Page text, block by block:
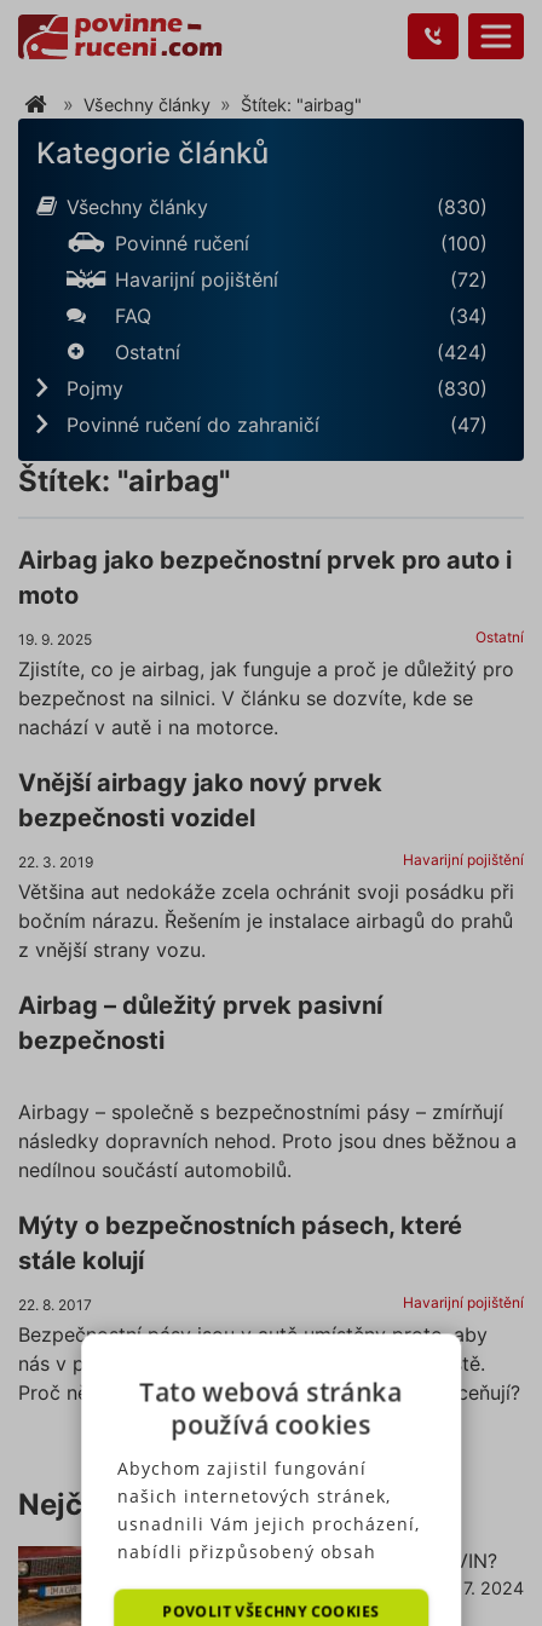
Všechny články Štítek: "airbag"
Kategorie článků
Všechny články
(830)
Povinné ručení
(100)
Havarijní pojištění
(72)
FAQ
(34)
Ostatní
(424)
Pojmy
(830)
Povinné ručení do zahraničí
(47)
Štítek: "airbag"
Airbag jako bezpečnostní prvek pro auto i
moto
19. 9. 2025 Ostatní
Zjistíte, co je airbag, jak funguje a proč je důležitý pro
bezpečnost na silnici. V článku se dozvíte, kde se
nachází v autě i na motorce.
Vnější airbagy jako nový prvek
bezpečnosti vozidel
22. 3. 2019 Havarijní pojištění
Většina aut nedokáže zcela ochránit svoji posádku při
bočním nárazu. Řešením je instalace airbagů do prahů
z vnější strany vozu.
Airbag – důležitý prvek pasivní
bezpečnosti
Airbagy – společně s bezpečnostními pásy – zmírňují
následky dopravních nehod. Proto jsou dnes běžnou a
nedílnou součástí automobilů.
Mýty o bezpečnostních pásech, které
stále kolují
22. 8. 2017 Havarijní pojištění
Bezpečnostní pásy jsou v autě umístěny proto, aby
nás v případě nárazu udržely na bezpečném místě.
Proč někteří lidé nutnost jejich použití stále podceňují?
Nejčtenější články
Jak zjistit pojištění podle RZ (SPZ) a VIN?
číst dále 18. 7. 2024
Tato webová stránka
používá cookies
Abychom zajistil fungování
našich internetových stránek,
usnadnili Vám jejich procházení,
nabídli přizpůsobený obsah
analyzovat návštěvnost,
POVOLIT VŠECHNY COOKIES